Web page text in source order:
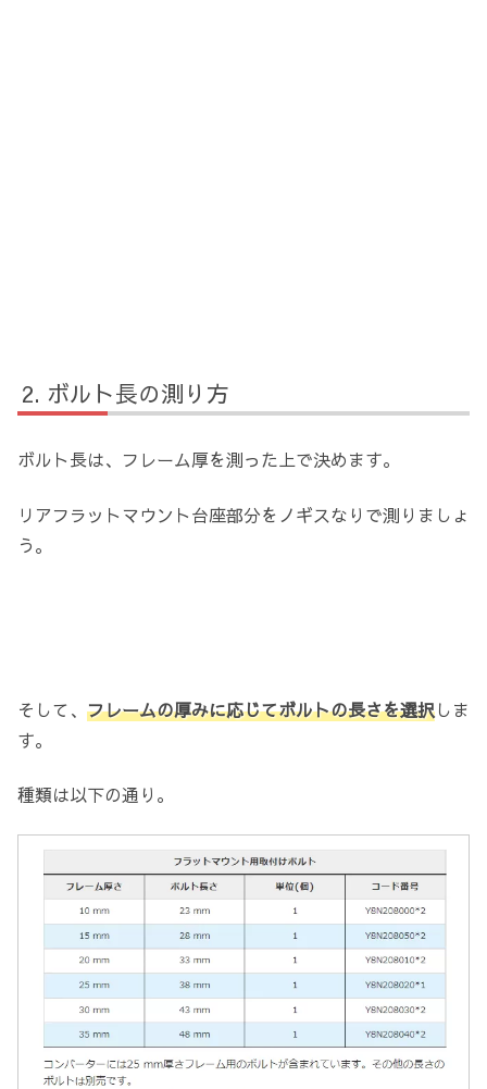
ボルト長の測り方
ボルト長は、フレーム厚を測った上で決めます。
リアフラットマウント台座部分をノギスなりで測りましょ
う。
そして、 フレームの厚みに応じてボルトの長さを選択しま
す。
種類は以下の通り。